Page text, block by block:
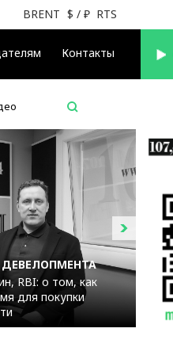
Контакты
BRENT $ / ₽ RTS
ДЕВЕЛОПМЕНТА
RBI: о том, как
для покупки